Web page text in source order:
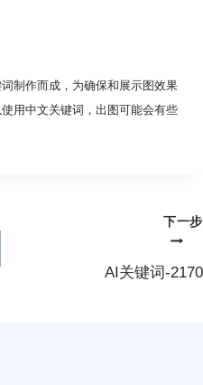
制作而成，为确保和展示图效果
用中文关键词，出图可能会有些
下一步
AI关键词-2170